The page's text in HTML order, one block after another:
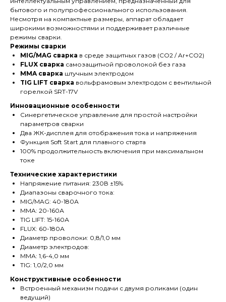
бытового и полупрофессионального использования.
Несмотря на компактные размеры, аппарат обладает
широкими возможностями и поддерживает различные
режимы сварки.
Режимы сварки
MIG/MAG сварка в среде защитных газов (CO2 / Ar+CO2)
FLUX сварка самозащитной проволокой без газа
MMA сварка штучным электродом
TIG LIFT сварка вольфрамовым электродом с вентильной
горелкой SRT-17V
Инновационные особенности
Синергетическое управление для простой настройки
параметров сварки
Два ЖК-дисплея для отображения тока и напряжения
Функция Soft Start для плавного старта
100% продолжительность включения при максимальном
токе
Технические характеристики
Напряжение питания: 230В ±15%
Диапазоны сварочного тока:
MIG/MAG: 40-180А
MMA: 20-160А
TIG LIFT: 15-160А
FLUX: 60-180А
Диаметр проволоки: 0,8/1,0 мм
Диаметр электродов:
ММА: 1,6-4,0 мм
TIG: 1,0/2,0 мм
Конструктивные особенности
Встроенный механизм подачи с двумя роликами (один
ведущий)